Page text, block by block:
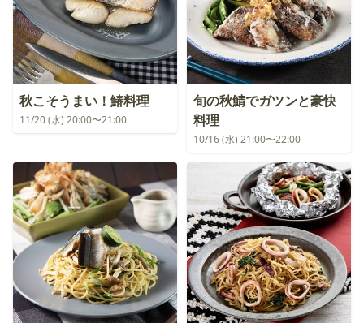
秋こそうまい！鰆料理
11/20 (水) 20:00〜21:00
旬の秋鯖でガツンと豪快
料理
10/16 (水) 21:00〜22:00